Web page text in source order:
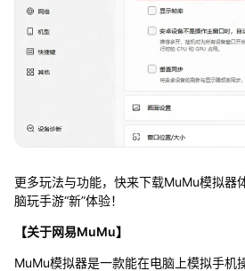
更多玩法与功能，快来下载MuMu模拟器
脑玩手游“新”体验！
【关于网易MuMu】
MuMu模拟器是一款能在电脑上模拟手机